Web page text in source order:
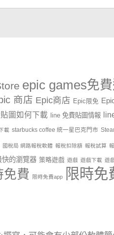
epic games免
商店 Epic商店 Epic限免
圖如何下載 line 免費貼圖情報
載 starbucks coffee 統一星巴克門市
國稅局 網路報稅軟體 報稅扣除額 報稅試算
快的瀏覽器 策略遊戲 遊戲 遊戲下載 遊
免費 限時免費app 限時免